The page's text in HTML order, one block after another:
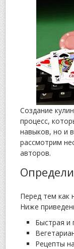
Создание
процесс,
навыков, но и
рассмотрим
авторов.
Перед тем как
Ниже
Быстрая и
Рецепты